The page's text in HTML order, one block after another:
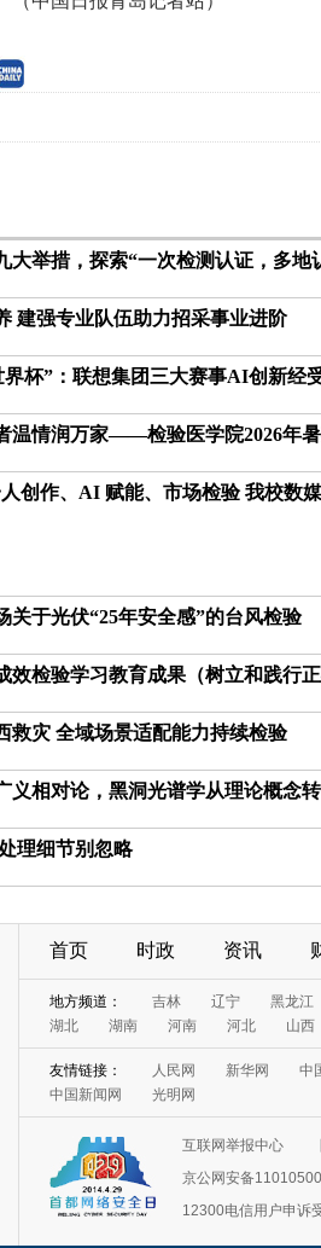
大举措，探索“一次检测认证，多地
建强专业队伍助力招采事业进阶
杯”：联想集团三大赛事AI创新经
温情润万家——检验医学院2026年
创作、AI 赋能、市场检验 我校数
关于光伏“25年安全感”的台风检验
效检验学习教育成果（树立和践行正
救灾 全域场景适配能力持续检验
义相对论，黑洞光谱学从理论概念
理细节别忽略
首页 时政 资讯
地方频道： 吉林 辽宁 黑龙江
湖北
湖南 河南 河北 山西
友情链接： 人民网 新华网 中
中国新闻网
光明网
互联网举报中心
京公网安备
12300电信用户申诉